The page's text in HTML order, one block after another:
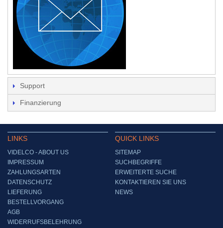
Support
Finanzierung
LINKS
VIDELCO - ABOUT US
IMPRESSUM
ZAHLUNGSARTEN
DATENSCHUTZ
LIEFERUNG
BESTELLVORGANG
AGB
WIDERRUFSBELEHRUNG
QUICK LINKS
SITEMAP
SUCHBEGRIFFE
ERWEITERTE SUCHE
KONTAKTIEREN SIE UNS
NEWS